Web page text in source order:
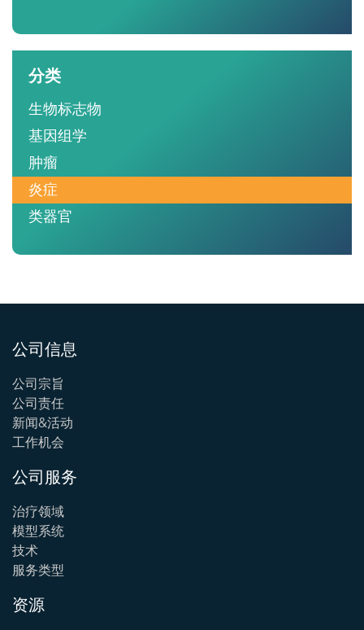
分类
生物标志物
基因组学
肿瘤
炎症
类器官
公司信息
公司宗旨
公司责任
新闻&活动
工作机会
公司服务
治疗领域
模型系统
技术
服务类型
资源